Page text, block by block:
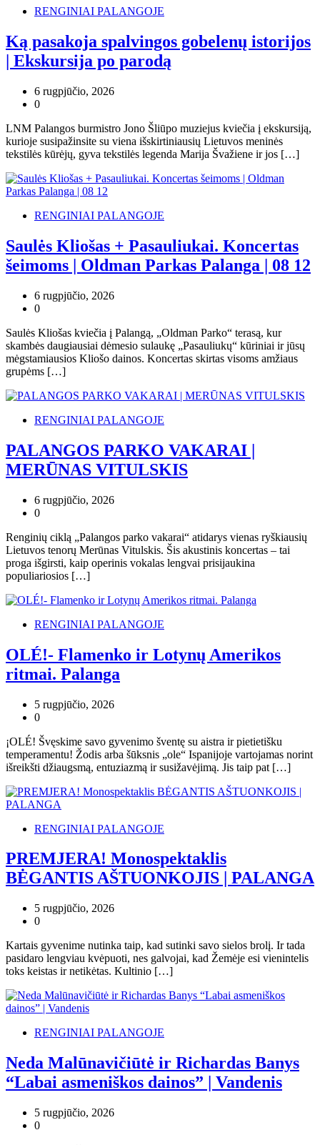
RENGINIAI PALANGOJE
Ką pasakoja spalvingos gobelenų istorijos
| Ekskursija po parodą
6 rugpjūčio, 2026
0
LNM Palangos burmistro Jono Šliūpo muziejus kviečia į ekskursiją,
kurioje susipažinsite su viena išskirtiniausių Lietuvos meninės
tekstilės kūrėjų, gyva tekstilės legenda Marija Švažiene ir jos […]
RENGINIAI PALANGOJE
Saulės Kliošas + Pasauliukai. Koncertas
šeimoms | Oldman Parkas Palanga | 08 12
6 rugpjūčio, 2026
0
Saulės Kliošas kviečia į Palangą, „Oldman Parko“ terasą, kur
skambės daugiausiai dėmesio sulaukę „Pasauliukų“ kūriniai ir jūsų
mėgstamiausios Kliošo dainos. Koncertas skirtas visoms amžiaus
grupėms […]
RENGINIAI PALANGOJE
PALANGOS PARKO VAKARAI |
MERŪNAS VITULSKIS
6 rugpjūčio, 2026
0
Renginių ciklą „Palangos parko vakarai“ atidarys vienas ryškiausių
Lietuvos tenorų Merūnas Vitulskis. Šis akustinis koncertas – tai
proga išgirsti, kaip operinis vokalas lengvai prisijaukina
populiariosios […]
RENGINIAI PALANGOJE
OLÉ!- Flamenko ir Lotynų Amerikos
ritmai. Palanga
5 rugpjūčio, 2026
0
¡OLÉ! Švęskime savo gyvenimo šventę su aistra ir pietietišku
temperamentu! Žodis arba šūksnis „ole“ Ispanijoje vartojamas norint
išreikšti džiaugsmą, entuziazmą ir susižavėjimą. Jis taip pat […]
RENGINIAI PALANGOJE
PREMJERA! Monospektaklis
BĖGANTIS AŠTUONKOJIS | PALANGA
5 rugpjūčio, 2026
0
Kartais gyvenime nutinka taip, kad sutinki savo sielos brolį. Ir tada
pasidaro lengviau kvėpuoti, nes galvojai, kad Žemėje esi vienintelis
toks keistas ir netikėtas. Kultinio […]
RENGINIAI PALANGOJE
Neda Malūnavičiūtė ir Richardas Banys
“Labai asmeniškos dainos” | Vandenis
5 rugpjūčio, 2026
0